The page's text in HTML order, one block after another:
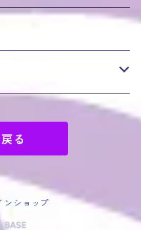
る
ショップ